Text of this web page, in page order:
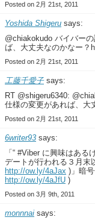
Posted on 2月 21st, 2011
Yoshida Shigeru says:
@chiakokudo バイバー
ば、大丈夫なのかなー
Posted on 2月 21st, 2011
工藤千愛子says:
RT @shigeru6340:
仕様の変更があれば、大
Posted on 2月 21st, 2011
6writer93 says:
「“ #Viber に興味はあ
デートが行われる３月末
http://ow.ly/4aJax )」暗
http://ow.ly/4aJfU )
Posted on 3月 9th, 2011
monnnai says: